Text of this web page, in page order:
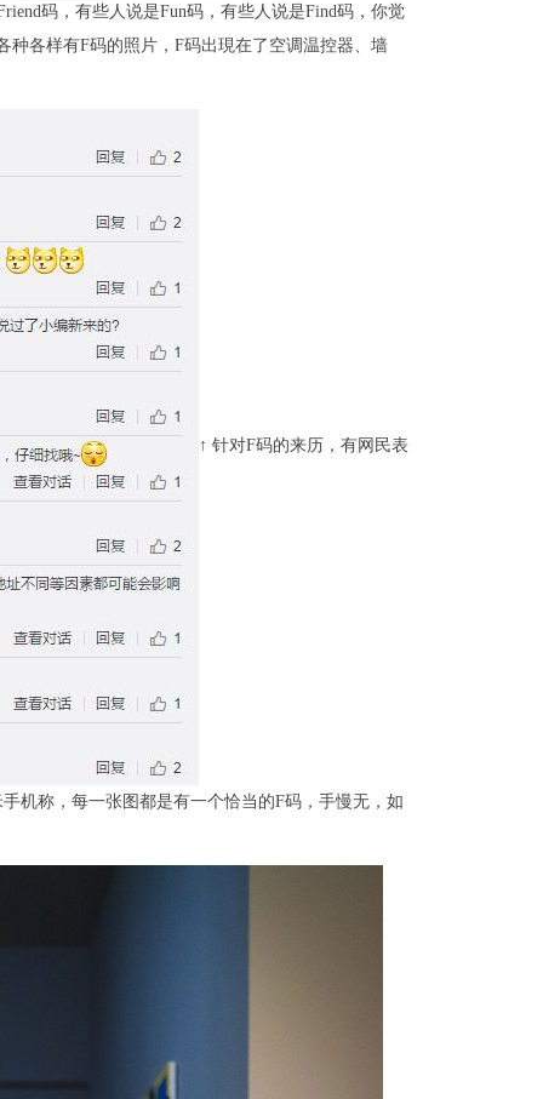
码，有些人说是Fun码，有些人说是Find码，你觉
各样有F码的照片，F码出現在了空调温控器、墙
↑ 针对F码的来历，有网民表
机称，每一张图都是有一个恰当的F码，手慢无，如